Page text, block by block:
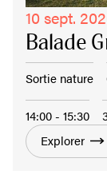
10 sept.
Balade
Sortie nature
14:00 - 15:30
Explorer